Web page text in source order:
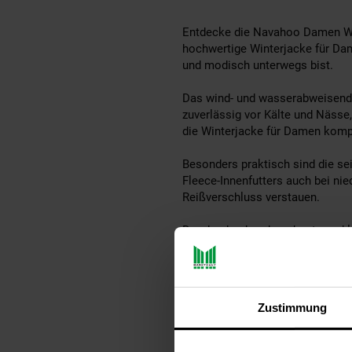
Zustimmung
Entdecke die Navahoo Damen
hochwertige Winterjacke für
und modisch unterwegs bist.
Das wind- und
zuverlässig vor Kälte und
die Winterjacke für Damen
Besonders praktisch sind die
Fleece-Innenfutters auch bei
Reißverschluss verstauen.
Der durchgehende, robuste
Öffnen und Schließen der
Navahoo ist Mitglied bei den